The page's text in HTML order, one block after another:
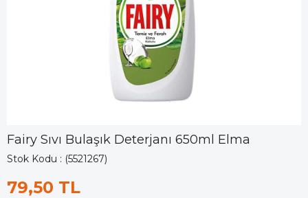
Fairy Sıvı Bulaşık Deterjanı 650ml Elma
Stok Kodu (5521267)
79,50 TL